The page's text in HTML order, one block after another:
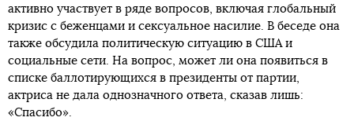
активно участвует в ряде вопросов, включая глобальный
кризис с беженцами и сексуальное насилие. В беседе она
также обсудила политическую ситуацию в США и
социальные сети. На вопрос, может ли она появиться в
списке баллотирующихся в президенты от партии,
актриса не дала однозначного ответа, сказав лишь:
«Спасибо».